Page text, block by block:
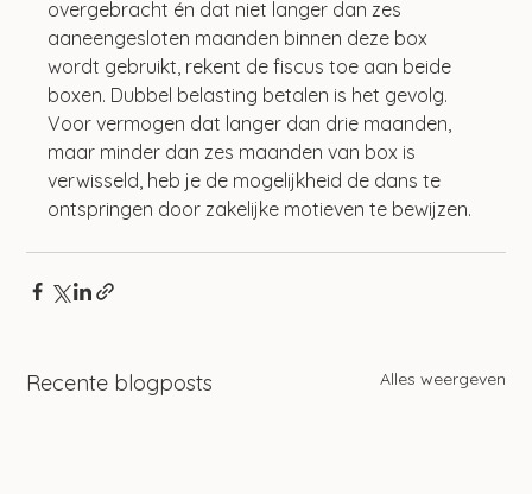
overgebracht én dat niet langer dan zes
aaneengesloten maanden binnen deze box
wordt gebruikt, rekent de fiscus toe aan beide
boxen. Dubbel belasting betalen is het gevolg.
Voor vermogen dat langer dan drie maanden,
maar minder dan zes maanden van box is
verwisseld, heb je de mogelijkheid de dans te
ontspringen door zakelijke motieven te bewijzen.
Recente blogposts Alles weergeven